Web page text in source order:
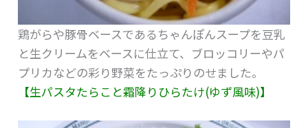
鶏がらや豚骨ベースであるちゃんぽんスープを豆乳
と生クリームをベースに仕立て、ブロッコリーやパ
プリカなどの彩り野菜をたっぷりのせました。
【生パスタたらこと霜降りひらたけ(ゆず風味)】